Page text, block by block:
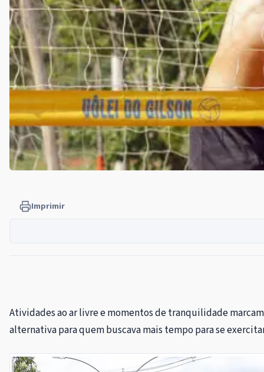
Imprimir
Atividades ao ar livre e momentos de tranquilidade
alternativa para quem buscava mais tempo para se